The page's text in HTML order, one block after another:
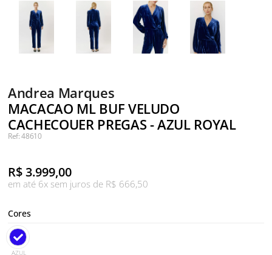
Andrea Marques
MACACAO ML BUF VELUDO
CACHECOUER PREGAS - AZUL ROYAL
Ref: 48610
R$3.999,00
em até 6x sem juros de R$ 666,50
Cores
AZUL